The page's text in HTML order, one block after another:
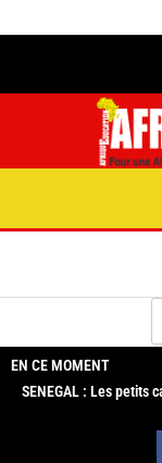
EN CE MOMENT
SENEGAL : Les petits